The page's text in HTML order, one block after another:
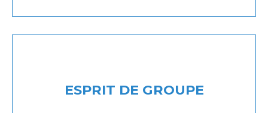
ESPRIT DE GROUPE